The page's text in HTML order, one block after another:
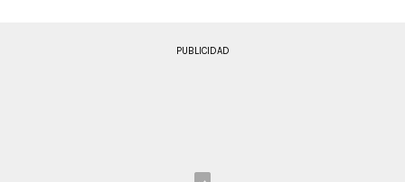
PUBLICIDAD